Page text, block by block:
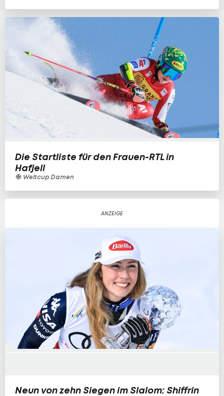
Die Startliste für den Frauen-RTL in
Hafjell
Weltcup Damen
Neun von zehn Siegen im Slalom: Shiffrin